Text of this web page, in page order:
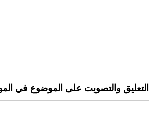
التعليق والتصويت على الموضوع في